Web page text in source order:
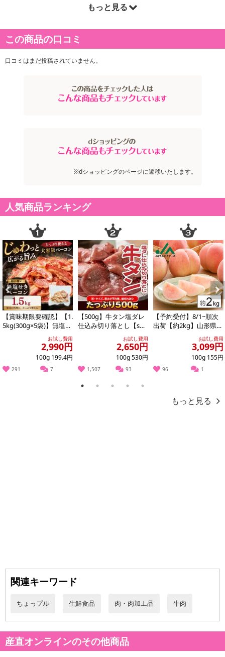
・商品は「産直オンライン」より出荷します。
商品詳細
もっと見る
この商品の口コミ
口コミはまだ投稿されていません。
※dショッピングのページに遷移いたします。
人気商品ランキング
Previous
【賞味期限要確認】【1.
5kg(300g×5袋)】無塩せ
きベーコン 【形不揃お試し費用
2,990円
100g 199.4円
291 7
【500g】牛タン塩ダレ
仕込み切り落とし【s
お試し費用
2,650円
100g 530円
1,507 93
【予約受付】8/1~順次
出荷【約2kg】山形県産
白桃(品種・玉数おまか
お試し費用
3,099円
100g 155円
96 1
Next
1 2 3 4 5
もっと見る
関連キーワード
ちょっプル 生鮮食品 肉・肉加工品 牛肉
産直オンラインのその他商品